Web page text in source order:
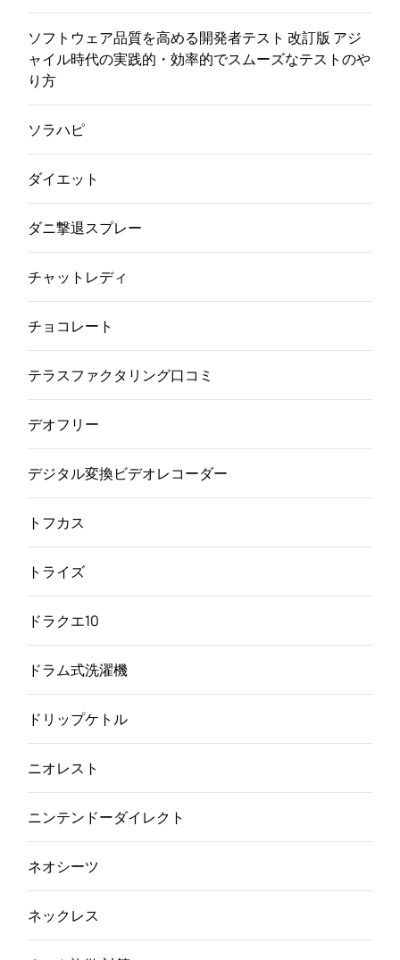
ソフトウェア品質を高める開発者テスト 改訂版 アジ
ャイル時代の実践的・効率的でスムーズなテストのや
り方
ソラハピ
ダイエット
ダニ撃退スプレー
チャットレディ
チョコレート
テラスファクタリング口コミ
デオフリー
デジタル変換ビデオレコーダー
トフカス
トライズ
ドラクエ10
ドラム式洗濯機
ドリップケトル
ニオレスト
ニンテンドーダイレクト
ネオシーツ
ネックレス